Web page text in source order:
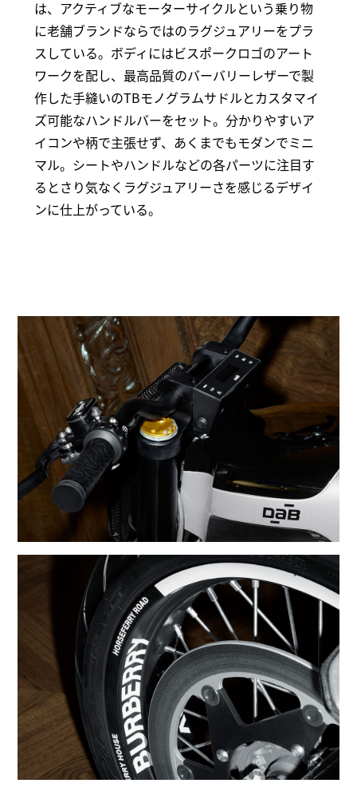
は、アクティブなモーターサイクルという乗り物
に老舗ブランドならではのラグジュアリーをプラ
スしている。ボディにはビスポークロゴのアート
ワークを配し、最高品質のバーバリーレザーで製
作した手縫いのTBモノグラムサドルとカスタマイ
ズ可能なハンドルバーをセット。分かりやすいア
イコンや柄で主張せず、あくまでもモダンでミニ
マル。シートやハンドルなどの各パーツに注目す
るとさり気なくラグジュアリーさを感じるデザイ
ンに仕上がっている。